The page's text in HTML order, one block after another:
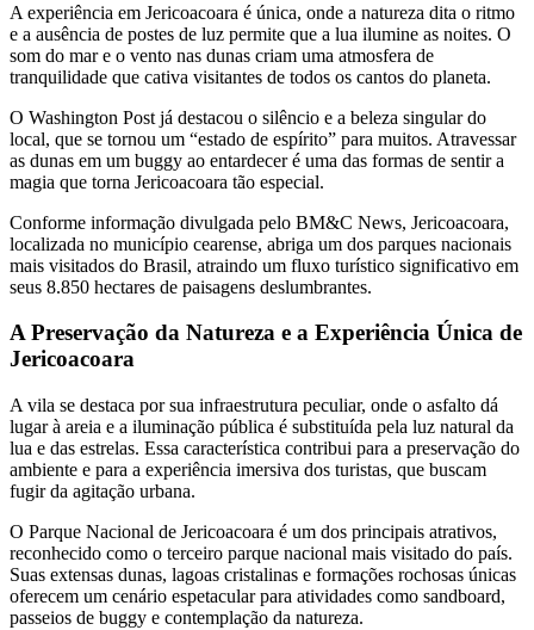
A experiência em Jericoacoara é única, onde a natureza dita o ritmo
e a ausência de postes de luz permite que a lua ilumine as noites. O
som do mar e o vento nas dunas criam uma atmosfera de
tranquilidade que cativa visitantes de todos os cantos do planeta.
O Washington Post já destacou o silêncio e a beleza singular do
local, que se tornou um “estado de espírito” para muitos. Atravessar
as dunas em um buggy ao entardecer é uma das formas de sentir a
magia que torna Jericoacoara tão especial.
Conforme informação divulgada pelo BM&C News, Jericoacoara,
localizada no município cearense, abriga um dos parques nacionais
mais visitados do Brasil, atraindo um fluxo turístico significativo em
seus 8.850 hectares de paisagens deslumbrantes.
A Preservação da Natureza e a Experiência Única de
Jericoacoara
A vila se destaca por sua infraestrutura peculiar, onde o asfalto dá
lugar à areia e a iluminação pública é substituída pela luz natural da
lua e das estrelas. Essa característica contribui para a preservação do
ambiente e para a experiência imersiva dos turistas, que buscam
fugir da agitação urbana.
O Parque Nacional de Jericoacoara é um dos principais atrativos,
reconhecido como o terceiro parque nacional mais visitado do país.
Suas extensas dunas, lagoas cristalinas e formações rochosas únicas
oferecem um cenário espetacular para atividades como sandboard,
passeios de buggy e contemplação da natureza.